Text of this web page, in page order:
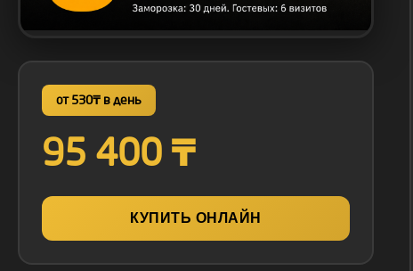
от 530₸ в день
95 400 ₸
КУПИТЬ ОНЛАЙН